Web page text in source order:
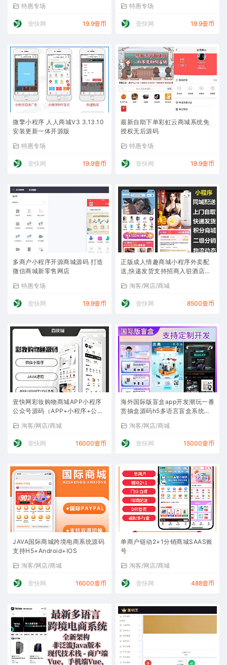
特惠专场
壹快网 19.9壹币
特惠专场
壹快网 19.9壹币
微擎小程序 人人商城V3 3.13.10
安装更新一体开源版
特惠专场
壹快网 19.9壹币
最新自助下单彩虹云商城系统免
授权无后源码
特惠专场
壹快网 19.9壹币
多商户小程序开源商城源码 打造
微信商城新零售网店
特惠专场
壹快网 19.9壹币
正版成人情趣商城小程序外卖配
送,快递发货支持招商入驻酒店分
淘客/网店/商城
壹快网 8500壹币
壹快网彩妆购物商城APP小程序
公众号源码（APP+小程序+公众
淘客/网店/商城
壹快网 16000壹币
海外国际版盲盒app开发潮玩一番
赏抽盒源码h5多语言盲盒系统定
淘客/网店/商城
壹快网 15000壹币
JAVA国际商城跨境电商系统源码
支持H5+Android+IOS
淘客/网店/商城
壹快网 16000壹币
单商户链动2+1分销商城SAAS账
号
淘客/网店/商城
壹快网 488壹币